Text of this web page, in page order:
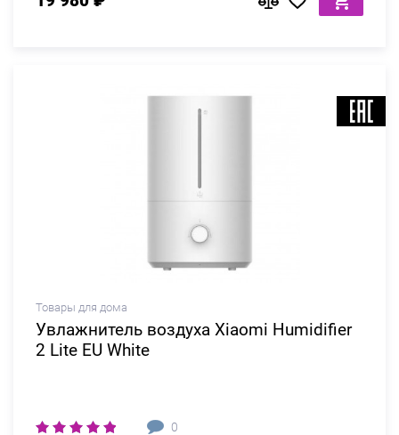
Товары для дома
Увлажнитель воздуха Xiaomi Humidifier
2 Lite EU White
0